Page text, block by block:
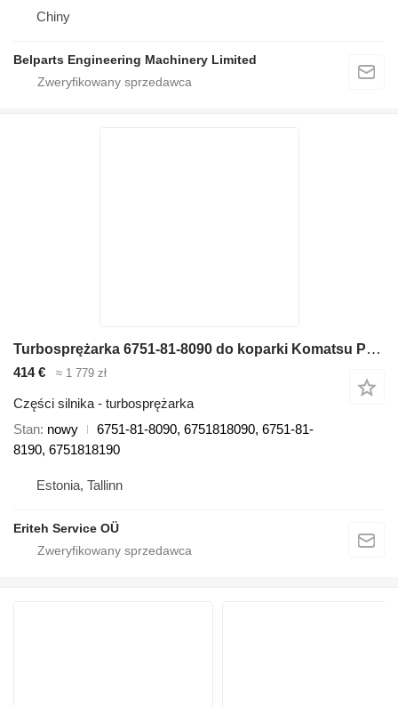
Chiny
Belparts Engineering Machinery Limited
Turbosprężarka 6751-81-8090 do koparki Komatsu PC160LC-8, PC195LC-8, PC200-8
414 € ≈ 1 779 zł
Części silnika - turbosprężarka
Stan nowy
6751-81-8090, 6751818090, 6751-81-
8190, 6751818190
Estonia, Tallinn
Eriteh Service OÜ